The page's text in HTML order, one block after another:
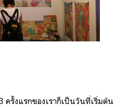
ครั้งแรกของเราก็เป็นวันที่เริ่มต้น